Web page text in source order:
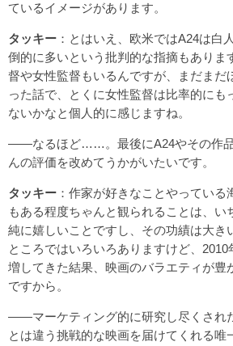
ているイメージがあります。
タッキー ：とはいえ、欧米ではA24は白
倒的に多いという批判的な指摘もありま
督や女性監督もいるんですが、まだまだ
った話で、とくに女性監督は比率的にも
ないかなと個人的に感じますね。
――なるほど……。最後にA24やその作品
んの評価を改めてうかがいたいです。
タッキー ：作家が好きなことやってい
もある程度ちゃんと観られることは、い
純に嬉しいことですし、その功績は大き
ところではいろいろありますけど、
増してきた結果、映画のバラエティが豊
ですから。
――マーケティング的に研究し尽くされ
とは違う挑戦的な映画を届けてくれる唯